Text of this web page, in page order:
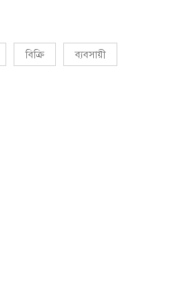
বিক্রি ব্যবসায়ী